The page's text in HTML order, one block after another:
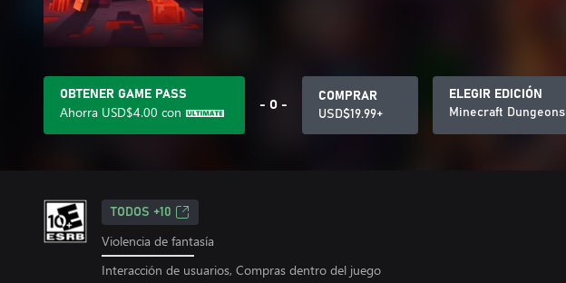
OBTENER GAME PASS
Ahorra USD$4.00 con - O -
COMPRAR
USD$19.99+
ELEGIR EDICIÓN
Minecraft Dungeons
TODOS +10
Violencia de fantasía
Interacción de usuarios, Compras dentro del juego